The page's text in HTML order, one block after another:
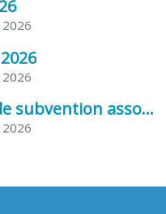
2026
2026
CERFA demande de subvention association
2026